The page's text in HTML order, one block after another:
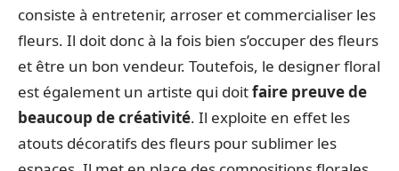
consiste à entretenir, arroser et commercialiser les
fleurs. Il doit donc à la fois bien s’occuper des fleurs
et être un bon vendeur. Toutefois, le designer floral
est également un artiste qui doitfaire preuve de
beaucoup de créativité. Il exploite en effet les
atouts décoratifs des fleurs pour sublimer les